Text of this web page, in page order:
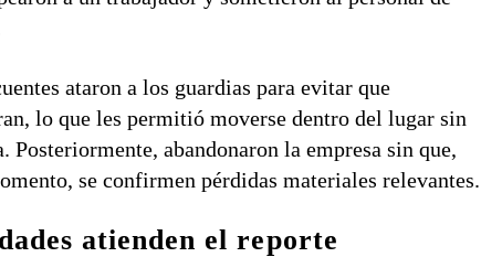
ataron a los guardias para evitar que
lo que les permitió moverse dentro del lugar sin
Posteriormente, abandonaron la empresa sin que,
se confirmen pérdidas materiales relevantes.
atienden el reporte